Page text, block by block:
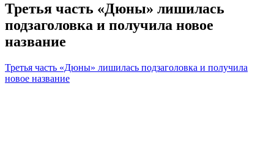
Третья часть «Дюны» лишилась
подзаголовка и получила новое
название
Третья часть «Дюны» лишилась подзаголовка и получила
новое название